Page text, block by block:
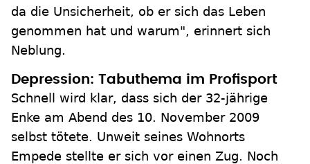
da die Unsicherheit, ob er sich das Leben
genommen hat und warum", erinnert sich
Neblung.
Depression: Tabuthema im Profisport
Schnell wird klar, dass sich der 32-jährige
Enke am Abend des 10. November 2009
selbst tötete. Unweit seines Wohnorts
Empede stellte er sich vor einen Zug. Noch